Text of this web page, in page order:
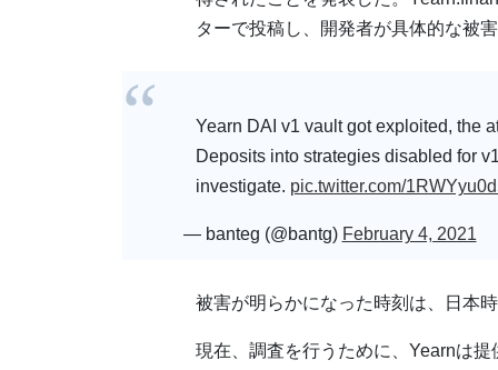
ターで投稿し、開発者が具体的な被
Yearn DAI v1 vault got exploited, the
Deposits into strategies disabled for
investigate. pic.twitter.com/
— banteg (@bantg) February 4, 2021
被害が明らかになった時刻は、日本
現在、調査を行うために、Yearnは